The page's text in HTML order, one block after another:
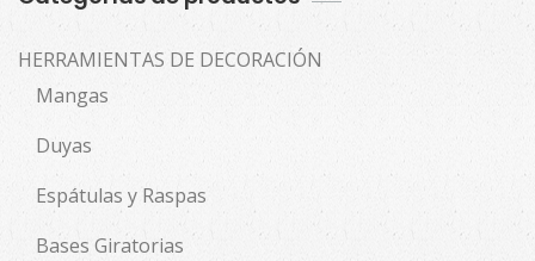
HERRAMIENTAS DE DECORACIÓN
Mangas
Duyas
Espátulas y Raspas
Bases Giratorias